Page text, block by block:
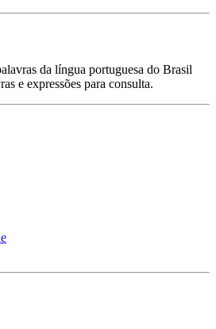
da língua portuguesa do Brasil
e expressões para consulta.